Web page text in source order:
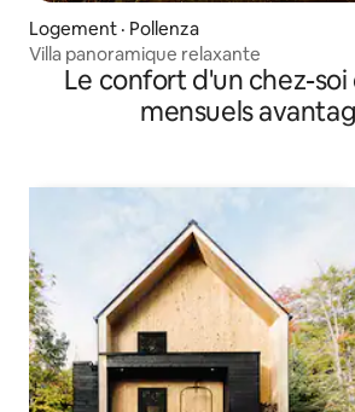
Logement · Pollenza
Villa panoramique relaxante
Le confort d'un chez-
mensuels